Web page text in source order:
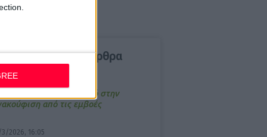
δημοφιλέστερα άρθρα
2026, 17:25
Αποτελεσματικό στην
από τις εμβοές
3/2026, 16:05